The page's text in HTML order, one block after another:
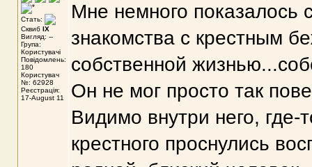
Стать:
Сквиб IX
Вигляд: --
Група:
Користувачі
Повідомлень:
180
Користувач
№: 62928
Реєстрація:
17-August 11
Мне немного показалось
знакомства с крестным
собственной
Он не мог просто так
Видимо внутри него, где-
крестного проснулись